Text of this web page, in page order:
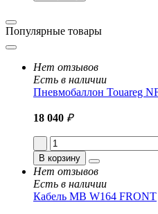
Популярные товары
Нет отзывов
Есть в наличии
Пневмобаллон Touareg
18 040 ₽
В корзину
Нет отзывов
Есть в наличии
Кабель MB W164 FRONT